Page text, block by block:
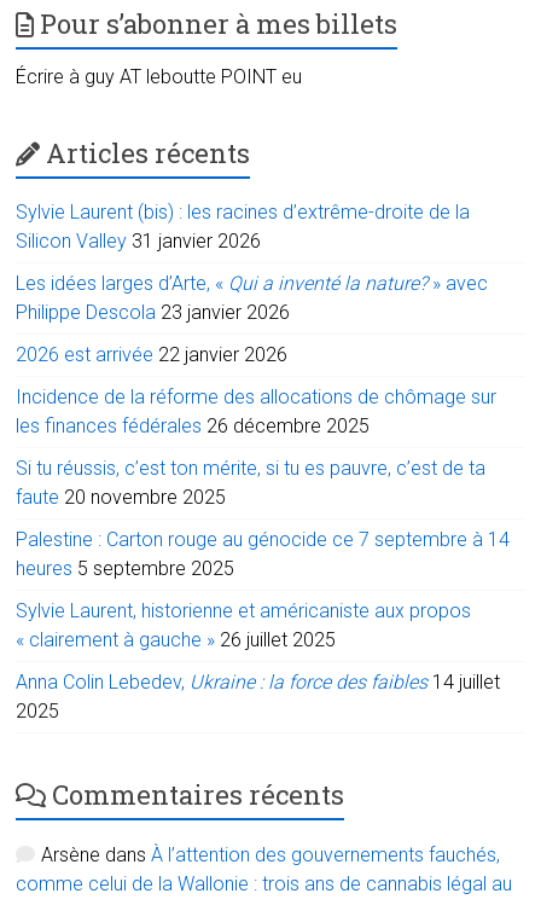
Pour s’abonner à mes billets
Écrire à guy AT leboutte POINT eu
Articles récents
Sylvie Laurent (bis) : les racines d’extrême-droite de la
Silicon Valley 31 janvier 2026
Les idées larges d’Arte, « Qui a inventé la nature?» avec
Philippe Descola 23 janvier 2026
2026 est arrivée 22 janvier 2026
Incidence de la réforme des allocations de chômage sur
les finances fédérales 26 décembre 2025
Si tu réussis, c’est ton mérite, si tu es pauvre, c’est de ta
faute 20 novembre 2025
Palestine : Carton rouge au génocide ce 7 septembre à 14
heures 5 septembre 2025
Sylvie Laurent, historienne et américaniste aux propos
« clairement à gauche » 26 juillet 2025
Anna Colin Lebedev, Ukraine : la force des faibles 14 juillet
2025
Commentaires récents
Arsène dansÀ l’attention des gouvernements fauchés,
comme celui de la Wallonie : trois ans de cannabis légal au